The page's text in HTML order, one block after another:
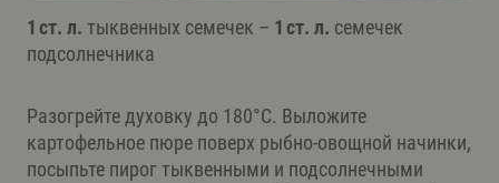
1 ст. л. тыквенных семечек – 1 ст. л. семечек
подсолнечника
Разогрейте духовку до 180°C. Выложите
картофельное пюре поверх рыбно-овощной начинки,
посыпьте пирог тыквенными и подсолнечными